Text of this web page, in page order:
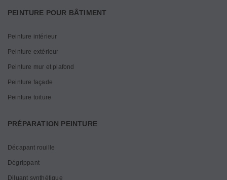
PEINTURE POUR BÂTIMENT
Peinture intérieur
Peinture extérieur
Peinture mur et plafond
Peinture façade
Peinture toiture
PRÉPARATION PEINTURE
Décapant rouille
Dégrippant
Diluant synthétique